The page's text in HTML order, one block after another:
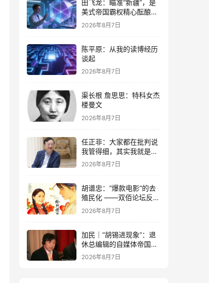
田飞龙：瞄准“新疆”，是
美式帝国霸权精心酝酿的
专项行动
2026年8月7日
陈平原：从我的读博经历
谈起
2026年8月7日
渠长根 詹思思：特科女杰
楼曼文
2026年8月7日
任正非：大家都在批判说
我管得细，其实我就是去
抓了一些点激活原有政策
2026年8月7日
胡谱忠：“爆款电影”的去
殖民化 ——双佰论坛反思
想殖民系列报告之五
2026年8月7日
加民｜“胡锡进现象”：退
休总编辑的自媒体帝国与
公私边界之问
2026年8月7日